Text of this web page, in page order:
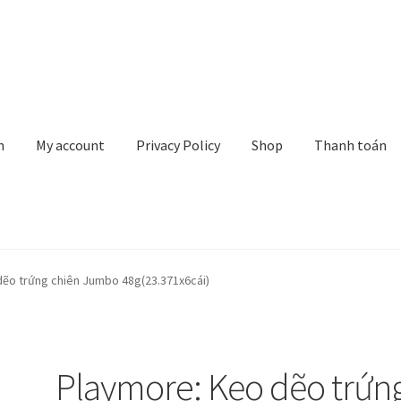
My account Privacy Policy Shop Thanh toán
Policy Shop Thanh toánVề chúng tôi
trứng chiên Jumbo 48g(23.371x6cái)
Playmore: Kẹo dẽo